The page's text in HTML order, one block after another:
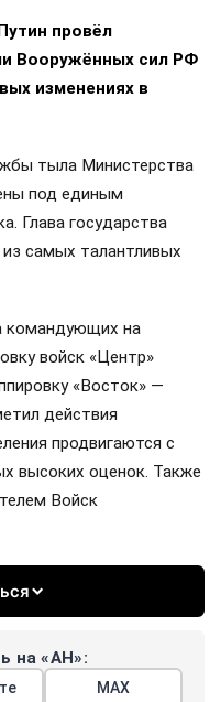
провёл
Вооружённых сил РФ
изменениях в
тыла Министерства
под единым
Глава государства
из самых талантливых
командующих на
войск «Центр»
«Восток» —
действия
продвигаются с
высоких оценок. Также
Войск
на «АН»:
МАХ